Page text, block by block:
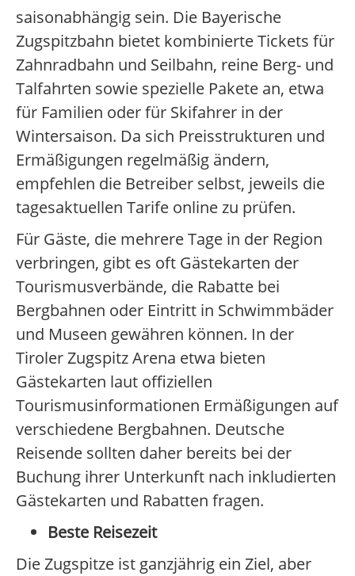
saisonabhängig sein. Die Bayerische
Zugspitzbahn bietet kombinierte Tickets für
Zahnradbahn und Seilbahn, reine Berg- und
Talfahrten sowie spezielle Pakete an, etwa
für Familien oder für Skifahrer in der
Wintersaison. Da sich Preisstrukturen und
Ermäßigungen regelmäßig ändern,
empfehlen die Betreiber selbst, jeweils die
tagesaktuellen Tarife online zu prüfen.
Für Gäste, die mehrere Tage in der Region
verbringen, gibt es oft Gästekarten der
Tourismusverbände, die Rabatte bei
Bergbahnen oder Eintritt in Schwimmbäder
und Museen gewähren können. In der
Tiroler Zugspitz Arena etwa bieten
Gästekarten laut offiziellen
Tourismusinformationen Ermäßigungen auf
verschiedene Bergbahnen. Deutsche
Reisende sollten daher bereits bei der
Buchung ihrer Unterkunft nach inkludierten
Gästekarten und Rabatten fragen.
Beste Reisezeit
Die Zugspitze ist ganzjährig ein Ziel, aber